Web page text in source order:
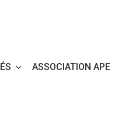
ASSOCIATION APE